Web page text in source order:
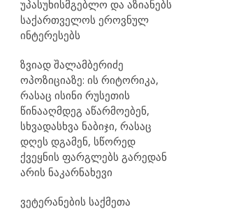
უპასუხისმგებლო და აზიანებს
საქართველოს ეროვნულ
ინტერესებს
ზვიად შალამბერიძე
ოპოზიციაზე: ის რიტორიკა,
რასაც ისინი რუსეთის
წინააღმდეგ აწარმოებენ,
სხვადასხვა ნაბიჯი, რასაც
დღეს დგამენ, სწორედ
ქვეყნის ფარგლებს გარედან
არის ნაკარნახევი
ვეტერანების საქმეთა